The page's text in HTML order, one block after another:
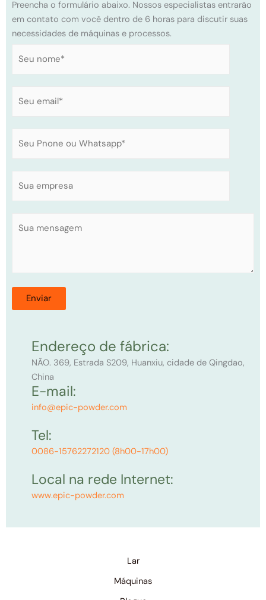
Preencha o formulário abaixo. Nossos especialistas entrarão
em contato com você dentro de 6 horas para discutir suas
necessidades de máquinas e processos.
Endereço de fábrica:
NÃO. 369, Estrada S209, Huanxiu, cidade de Qingdao,
China
E-mail:
info@epic-powder.com
Tel:
0086-15762272120 (8h00-17h00)
Local na rede Internet:
www.epic-powder.com
Lar
Máquinas